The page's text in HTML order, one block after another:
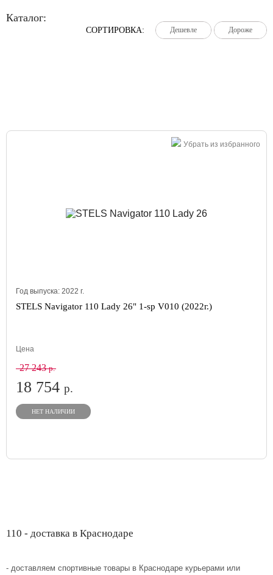
Каталог:
СОРТИРОВКА: Дешевле
Дешевле
Дешевле Дороже
Дороже
Дороже
Убрать из избранного
Год выпуска: 2022 г.
STELS Navigator 110 Lady 26" 1-sp V010 (2022г.)
Цена
27 243р.
18 754 р.
НЕТ НАЛИЧИИ
110 - доставка в Краснодаре
- доставляем спортивные товары в Краснодаре курьерами или